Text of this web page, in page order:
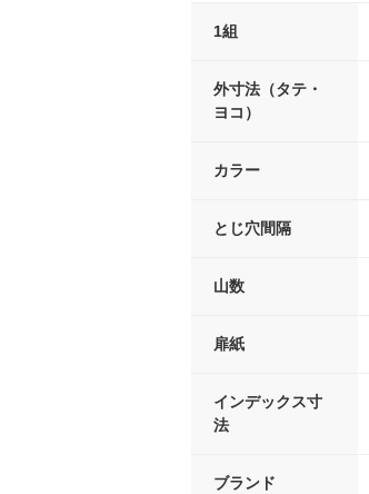
1組
外寸法（タテ・
ヨコ）
カラー
とじ穴間隔
山数
扉紙
インデックス寸
法
ブランド